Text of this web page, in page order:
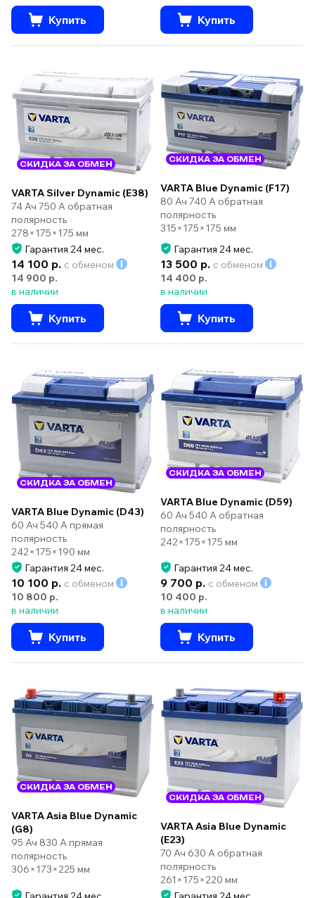
Купить Купить
СКИДКА ЗА ОБМЕН
VARTA Silver Dynamic (E38)
74 Ач 750 А обратная
полярность
278×175×175 мм
Гарантия 24 мес.
14 100 р. с обменом
14 900 р.
в наличии
Купить
СКИДКА ЗА ОБМЕН
VARTA Blue Dynamic (F17)
80 Ач 740 А обратная
полярность
315×175×175 мм
Гарантия 24 мес.
13 500 р. с обменом
14 400 р.
в наличии
Купить
СКИДКА ЗА ОБМЕН
VARTA Blue Dynamic (D43)
60 Ач 540 А прямая
полярность
242×175×190 мм
Гарантия 24 мес.
10 100 р. с обменом
10 800 р.
в наличии
Купить
СКИДКА ЗА ОБМЕН
VARTA Blue Dynamic (D59)
60 Ач 540 А обратная
полярность
242×175×175 мм
Гарантия 24 мес.
9 700 р. с обменом
10 400 р.
в наличии
Купить
СКИДКА ЗА ОБМЕН
VARTA Asia Blue Dynamic
(G8)
95 Ач 830 А прямая
полярность
306×173×225 мм
СКИДКА ЗА ОБМЕН
VARTA Asia Blue Dynamic
(E23)
70 Ач 630 А обратная
полярность
261×175×220 мм